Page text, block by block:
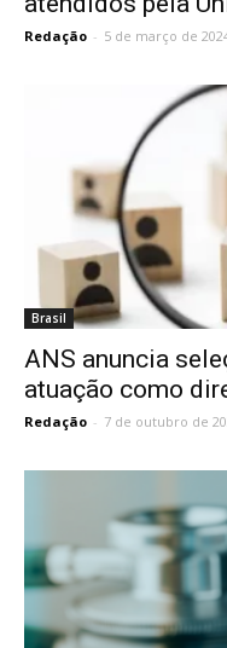
Redação - 5 de março de
Brasil
ANS anuncia
atuação como
Redação - 7 de outubro de